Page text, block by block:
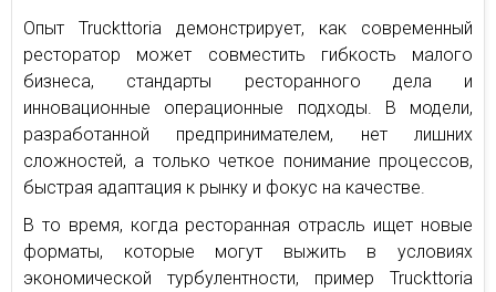
Опыт Truckttoria демонстрирует, как современный
ресторатор может совместить гибкость малого
бизнеса, стандарты ресторанного дела и
инновационные операционные подходы. В модели,
разработанной предпринимателем, нет лишних
сложностей, а только четкое понимание процессов,
быстрая адаптация к рынку и фокус на качестве.
В то время, когда ресторанная отрасль ищет новые
форматы, которые могут выжить в условиях
экономической турбулентности, пример Truckttoria